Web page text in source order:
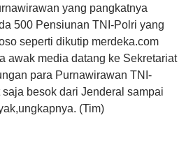
yang pangkatnya
500 Pensiunan TNI-Polri yang
seperti dikutip merdeka.com
media datang ke Sekretariat
para Purnawirawan TNI-
dari Jenderal sampai
(Tim)